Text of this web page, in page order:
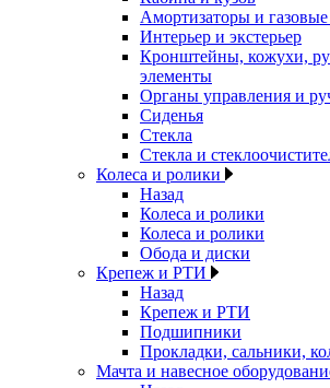
Амортизаторы и
Интерьер и экстерьер
Кронштейны, кожухи,
элементы
Органы управления и
Сиденья
Стекла
Стекла и
Колеса и ролики
Назад
Колеса и ролики
Колеса и ролики
Обода и диски
Крепеж и РТИ
Назад
Крепеж и РТИ
Подшипники
Прокладки, сальники,
Мачта и навесное